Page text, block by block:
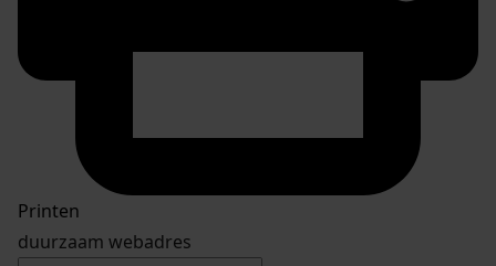
Printen
duurzaam webadres